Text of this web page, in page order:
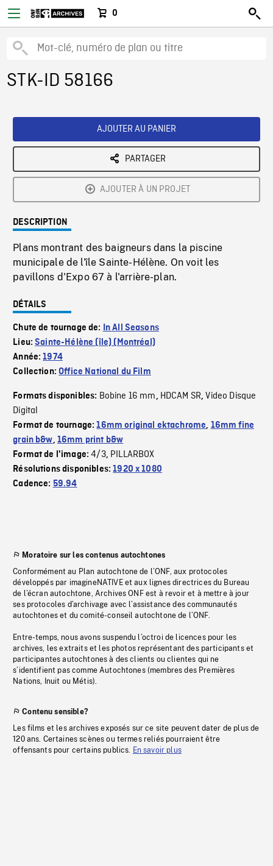
0
STK-ID 58166
AJOUTER AU PANIER
PARTAGER
AJOUTER À UN PROJET
DESCRIPTION
Plans montrant des baigneurs dans la piscine
municipale de l'île Sainte-Hélène. On voit les
pavillons d'Expo 67 à l'arrière-plan.
DÉTAILS
Chute de tournage de:
In All Seasons
Lieu:Sainte-Hélène (île) (Montréal)
Année:1974
Collection:Office National du Film
Formats disponibles: Bobine 16 mm, HDCAM SR,Video Disque
Digital
Format de tournage:16mm original ektachrome, 16mm fine
grain b&w, 16mm print b&w
Format de l'image:4/3, PILLARBOX
Résolutions disponibles:1920 x 1080
Cadence: 59.94
Moratoire sur les contenus autochtones
Conformément au Plan autochtone de l’ONF, aux protocoles
développés par imagineNATIVE et aux lignes directrices du Bureau
de l’écran autochtone, Archives ONF est à revoir et à mettre à jour
ses protocoles d’archivage avec l’assistance des communautés
autochtones et du comité-conseil autochtone de l’ONF.
Entre-temps, nous avons suspendu l’octroi de licences pour les
archives, les extraits et les photos représentant des participants et
participantes autochtones à des clients ou clientes qui ne
s’identifient pas comme Autochtones (membres des Premières
Nations, Inuit ou Métis).
Contenu sensible?
Les films et les archives exposés sur ce site peuvent dater de plus de
120 ans. Certaines scènes ou termes reliés pourraient être
offensants pour certains publics. En savoir plus